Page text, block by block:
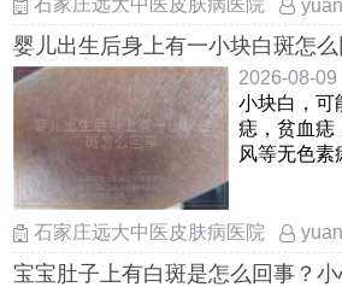
石家庄远大中医皮肤病医院
婴儿出生后身上有一小块白斑怎
2026-08-09
小块白，可
痣，贫血痣
风等无色素
石家庄远大中医皮肤病医院
宝宝肚子上有白斑是怎么回事？